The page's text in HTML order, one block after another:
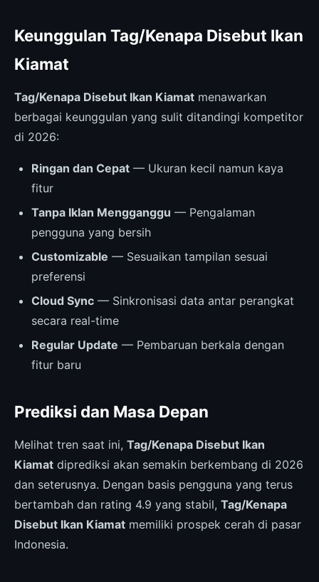
Keunggulan Tag/Kenapa Disebut Ikan
Kiamat
Tag/Kenapa Disebut Ikan Kiamat menawarkan
berbagai keunggulan yang sulit ditandingi kompetitor
di 2026:
Ringan dan Cepat — Ukuran kecil namun kaya
fitur
Tanpa Iklan Mengganggu — Pengalaman
pengguna yang bersih
Customizable — Sesuaikan tampilan sesuai
preferensi
Cloud Sync — Sinkronisasi data antar perangkat
secara real-time
Regular Update — Pembaruan berkala dengan
fitur baru
Prediksi dan Masa Depan
Melihat tren saat ini, Tag/Kenapa Disebut Ikan
Kiamat diprediksi akan semakin berkembang di 2026
dan seterusnya. Dengan basis pengguna yang terus
bertambah dan rating 4.9 yang stabil, Tag/Kenapa
Disebut Ikan Kiamat memiliki prospek cerah di pasar
Indonesia.